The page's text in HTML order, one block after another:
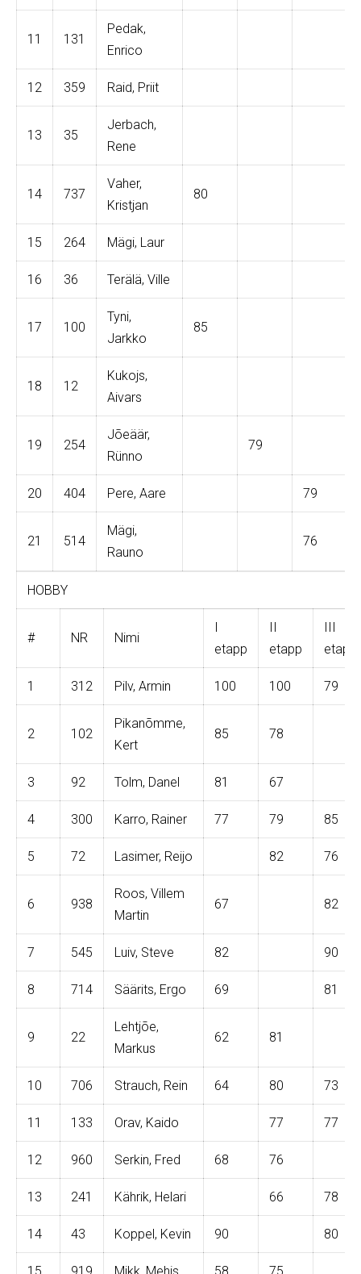
11 131
Pedak,
Enrico
12 359 Raid, Priit
13 35
Jerbach,
Rene
14 737
Vaher,
Kristjan
80
15 264 Mägi, Laur
16 36 Terälä, Ville
17 100
Tyni,
Jarkko
85
18 12
Kukojs,
Aivars
19 254
Jõeäär,
Rünno
79
20 404 Pere, Aare 79
21 514
Mägi,
Rauno
76
HOBBY
# NR Nimi
I
etapp
II
etapp
III
etapp
1 312 Pilv, Armin 100 100 79
2 102
Pikanõmme,
Kert
85 78
3 92 Tolm, Danel 81 67
4 300 Karro, Rainer 77 79 85
5 72 Lasimer, Reijo 82 76
6 938
Roos, Villem
Martin
67 82
7 545 Luiv, Steve 82 90
8 714 Säärits, Ergo 69 81
9 22
Lehtjõe,
Markus
62 81
10 706 Strauch, Rein 64 80 73
11 133 Orav, Kaido 77 77
12 960 Serkin, Fred 68 76
13 241 Kährik, Helari 66 78
14 43 Koppel, Kevin 90 80